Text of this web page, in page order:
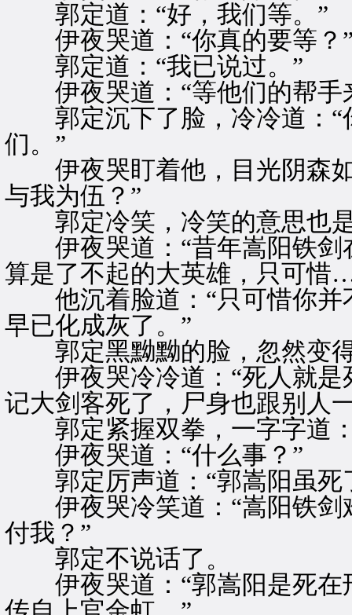
郭定道：“好，我们等。”
伊夜哭道：“你真的要等？
郭定道：“我已说过。”
伊夜哭道：“等他们的帮手
郭定沉下了脸，冷冷道：“
们。”
伊夜哭盯着他，目光阴森如
与我为伍？”
郭定冷笑，冷笑的意思也
伊夜哭道：“昔年嵩阳铁剑
算是了不起的大英雄，只可
他沉着脸道：“只可惜你并
早已化成灰了。”
郭定黑黝黝的脸，忽然变
伊夜哭冷冷道：“死人就是
记大剑客死了，尸身也跟别人
郭定紧握双拳，一字字道：
伊夜哭道：“什么事？”
郭定厉声道：“郭嵩阳虽死
伊夜哭冷笑道：“嵩阳铁剑
付我？”
郭定不说话了。
伊夜哭道：“郭嵩阳是死在